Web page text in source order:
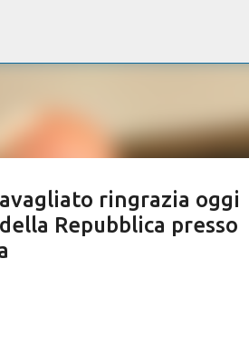
ringrazia oggi
Repubblica presso